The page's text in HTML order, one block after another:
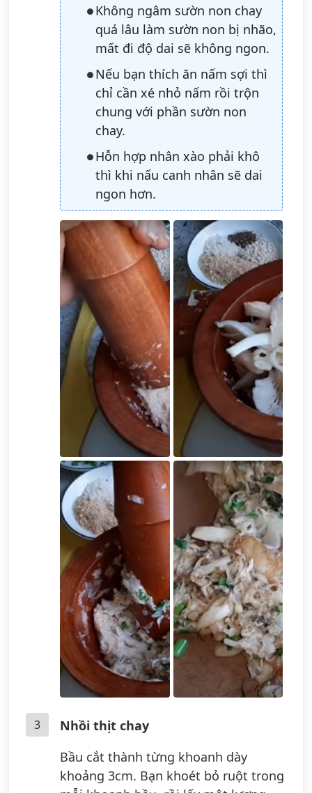
Không ngâm sườn non chay
quá lâu làm sườn non bị nhão,
mất đi độ dai sẽ không ngon.
Nếu bạn thích ăn nấm sợi thì
chỉ cần xé nhỏ nấm rồi trộn
chung với phần sườn non
chay.
Hỗn hợp nhân xào phải khô
thì khi nấu canh nhân sẽ dai
ngon hơn.
3
Nhồi thịt chay
Bầu cắt thành từng khoanh dày
khoảng 3cm. Bạn khoét bỏ ruột trong